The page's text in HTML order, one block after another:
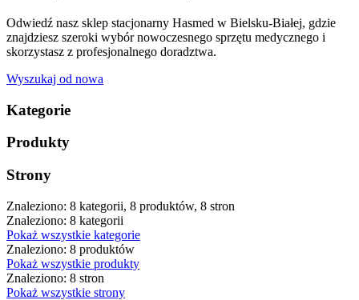
Odwiedź nasz sklep stacjonarny Hasmed w Bielsku-Białej, gdzie
znajdziesz szeroki wybór nowoczesnego sprzętu medycznego i
skorzystasz z profesjonalnego doradztwa.
Wyszukaj od nowa
Kategorie
Produkty
Strony
Znaleziono: 8 kategorii, 8 produktów, 8 stron
Znaleziono: 8 kategorii
Pokaż wszystkie kategorie
Znaleziono: 8 produktów
Pokaż wszystkie produkty
Znaleziono: 8 stron
Pokaż wszystkie strony